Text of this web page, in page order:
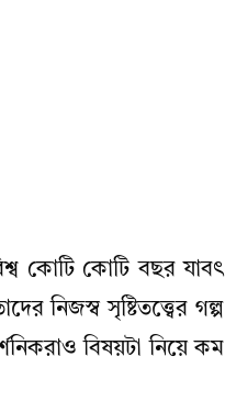
কোটি কোটি বছর যাবৎ
নিজস্ব সৃষ্টিতত্ত্বের গল্প
বিষয়টা নিয়ে কম